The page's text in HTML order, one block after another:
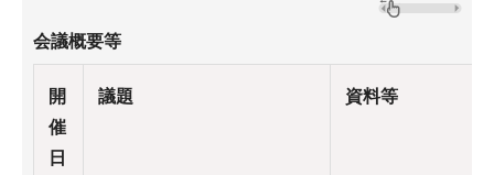
会議概要等
開
催
日
議題 資料等